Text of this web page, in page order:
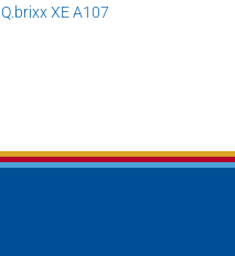
Q.brixx XE A107